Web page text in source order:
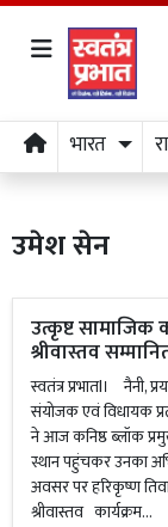
भारत
उमेश सेन
उत्कृष्ट सामाजिक
श्रीवास्तव
स्वतंत्र प्रभातl। नैनी,
संयोजक एवं विधायक
ने आज कनिष्ठ ब्लॉक
स्थान पहुंचकर उनका
अवसर पर हरिकृष्ण
श्रीवास्तव कार्यक्रम...